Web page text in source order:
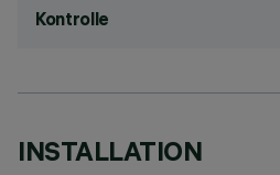
Kontrolle
INSTALLATION